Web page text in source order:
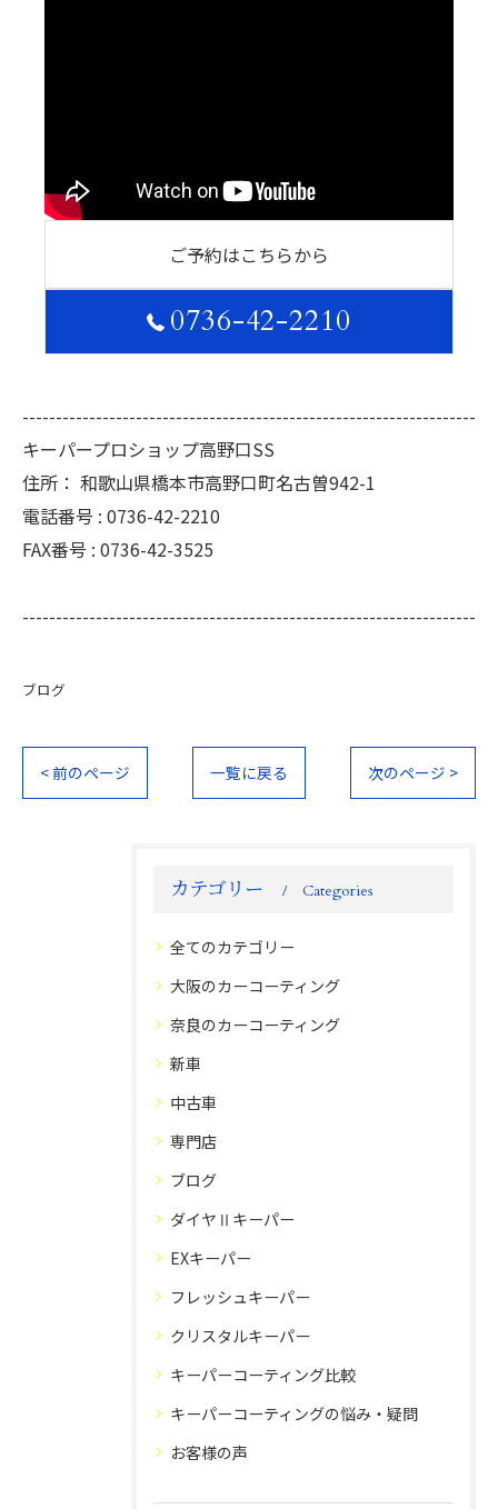
ご予約はこちらから
0736-42-2210
--------------------------------------------------------------------
キーパープロショップ高野口SS
住所： 和歌山県橋本市高野口町名古曽942-1
電話番号 : 0736-42-2210
FAX番号 : 0736-42-3525
--------------------------------------------------------------------
ブログ
< 前のページ 一覧に戻る 次のページ >
カテゴリー Categories
全てのカテゴリー
大阪のカーコーティング
奈良のカーコーティング
新車
中古車
専門店
ブログ
ダイヤⅡキーパー
EXキーパー
フレッシュキーパー
クリスタルキーパー
キーパーコーティング比較
キーパーコーティングの悩み・疑問
お客様の声